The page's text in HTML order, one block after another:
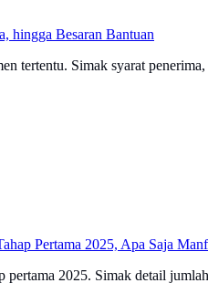
hingga Besaran Bantuan
tertentu. Simak syarat
Pertama 2025, Apa Saja
2025. Simak detail